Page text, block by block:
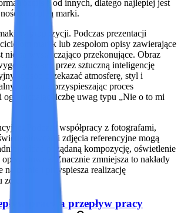
różni się od innych, dlatego najlepiej jest
wizualną marki.
propozycji. Podczas prezentacji
marek lub zespołom opisy zawierające
nie są wystarczająco przekonujące. Obraz
przez sztuczną inteligencję
sposób przekazać atmosferę, styl i
znacznie przyspieszając proces
ograniczając liczbę uwag typu „Nie o to mi
Podczas współpracy z fotografami,
zdjęcia referencyjne mogą
oddać pożądaną kompozycję, oświetlenie
słowne. Znacznie zmniejsza to nakłady
na planie i przyspiesza realizację
pracy a przepływ pracy